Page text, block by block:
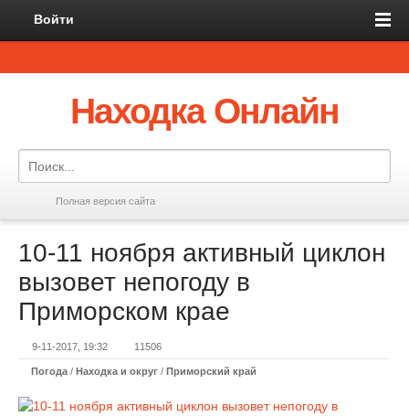
Войти
Находка Онлайн
Полная версия сайта
10-11 ноября активный циклон
вызовет непогоду в
Приморском крае
9-11-2017, 19:32 11506
Погода / Находка и округ / Приморский край